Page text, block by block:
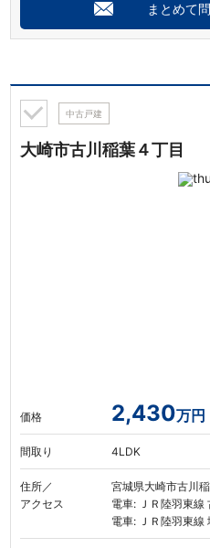
まとめて
中古戸建
大崎市古川稲葉４丁目
価格 2,430万円
間取り 4LDK
住所／
アクセス
宮城県大崎市古川
電車: ＪＲ陸羽東線
電車: ＪＲ陸羽東